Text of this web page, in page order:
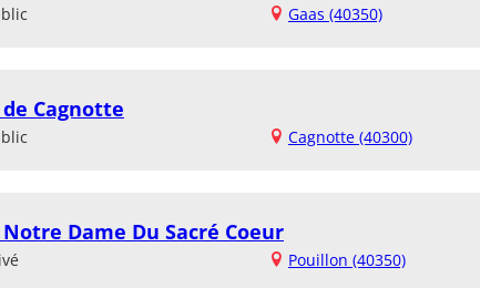
Gaas (40350)
Cagnotte
Cagnotte (40300)
Dame Du Sacré Coeur
Pouillon (40350)